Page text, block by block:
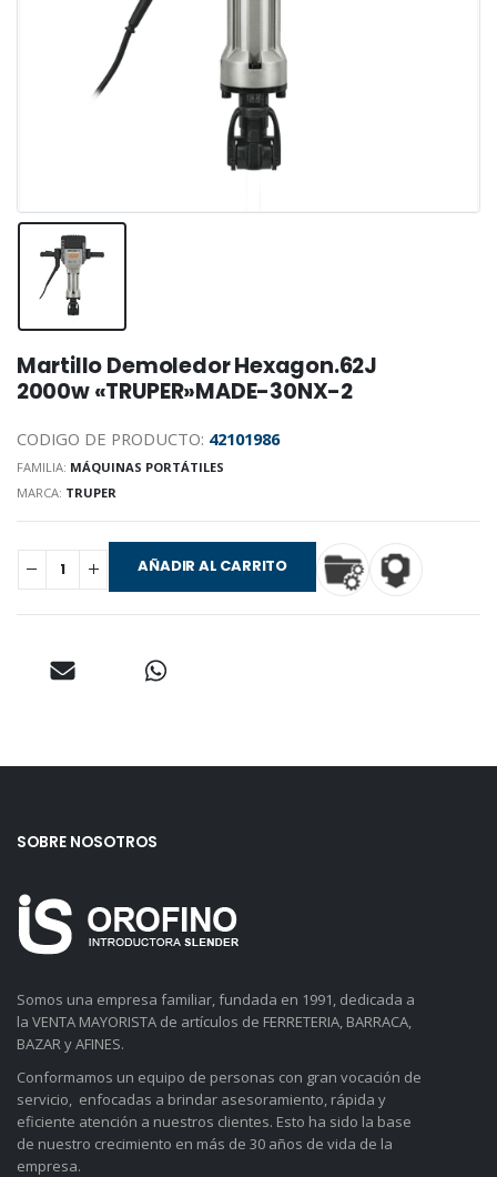
Martillo Demoledor Hexagon.62J
2000w «TRUPER»MADE-30NX-2
CODIGO DE PRODUCTO: 42101986
FAMILIA: MÁQUINAS PORTÁTILES
MARCA: TRUPER
AÑADIR AL CARRITO
SOBRE NOSOTROS
Somos una empresa familiar, fundada en 1991, dedicada a
la VENTA MAYORISTA de artículos de FERRETERIA, BARRACA,
BAZAR y AFINES.
Conformamos un equipo de personas con gran vocación de
servicio, enfocadas a brindar asesoramiento, rápida y
eficiente atención a nuestros clientes. Esto ha sido la base
de nuestro crecimiento en más de 30 años de vida de la
empresa.